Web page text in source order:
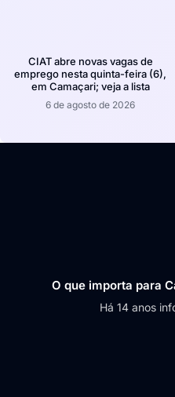
CIAT abre novas vagas de
emprego nesta quinta-feira (6),
em Camaçari; veja a lista
6 de agosto de 2026
O que importa para
Há 14 anos